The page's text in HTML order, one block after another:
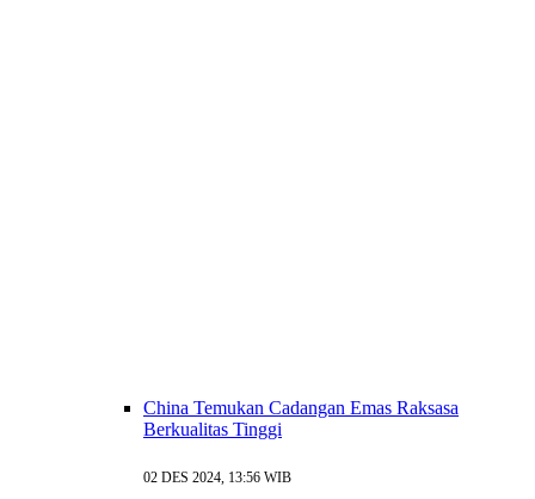
China Temukan Cadangan Emas Raksasa
Berkualitas Tinggi
02 DES 2024, 13:56 WIB